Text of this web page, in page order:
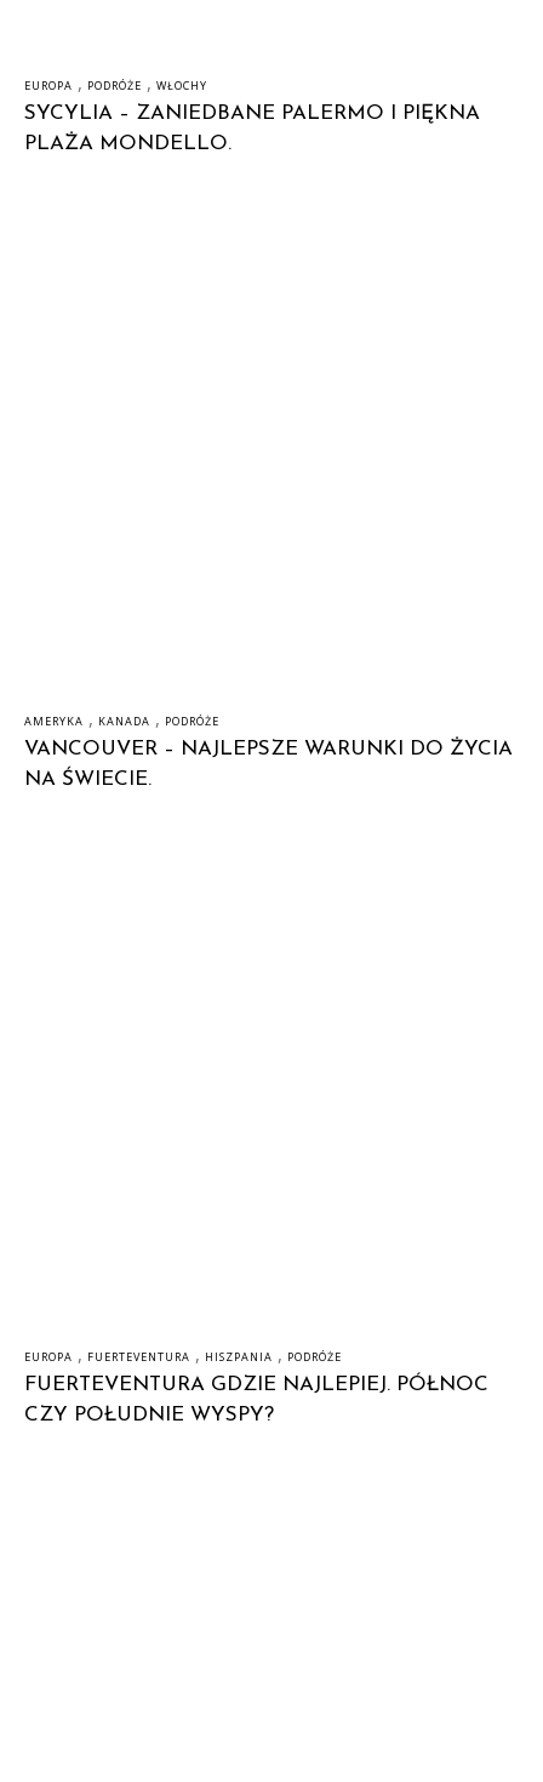
EUROPA , PODRÓŻE , WŁOCHY
SYCYLIA – ZANIEDBANE PALERMO I PIĘKNA
PLAŻA MONDELLO.
AMERYKA , KANADA , PODRÓŻE
VANCOUVER – NAJLEPSZE WARUNKI DO ŻYCIA
NA ŚWIECIE.
EUROPA , FUERTEVENTURA , HISZPANIA , PODRÓŻE
FUERTEVENTURA GDZIE NAJLEPIEJ. PÓŁNOC
CZY POŁUDNIE WYSPY?